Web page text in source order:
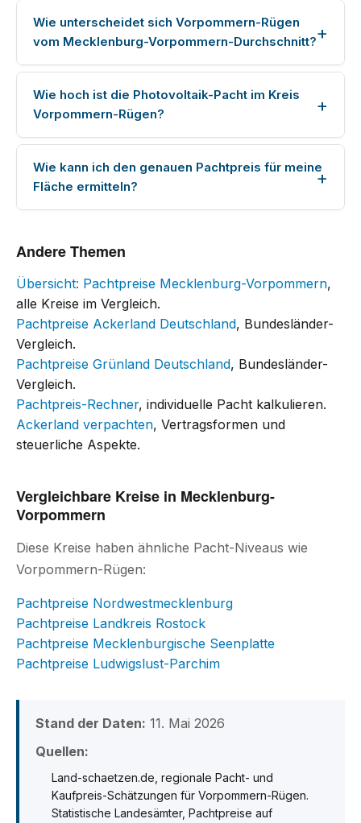
Wie unterscheidet sich Vorpommern-Rügen
vom Mecklenburg-Vorpommern-Durchschnitt?
Wie hoch ist die Photovoltaik-Pacht im Kreis
Vorpommern-Rügen?
Wie kann ich den genauen Pachtpreis für meine
Fläche ermitteln?
Andere Themen
Übersicht: Pachtpreise Mecklenburg-Vorpommern,
alle Kreise im Vergleich.
Pachtpreise Ackerland Deutschland, Bundesländer-
Vergleich.
Pachtpreise Grünland Deutschland, Bundesländer-
Vergleich.
Pachtpreis-Rechner, individuelle Pacht kalkulieren.
Ackerland verpachten, Vertragsformen und
steuerliche Aspekte.
Vergleichbare Kreise in Mecklenburg-
Vorpommern
Diese Kreise haben ähnliche Pacht-Niveaus wie
Vorpommern-Rügen:
Pachtpreise Nordwestmecklenburg
Pachtpreise Landkreis Rostock
Pachtpreise Mecklenburgische Seenplatte
Pachtpreise Ludwigslust-Parchim
Stand der Daten: 11. Mai 2026
Quellen:
Land-schaetzen.de, regionale Pacht- und
Kaufpreis-Schätzungen für Vorpommern-Rügen.
Statistische Landesämter, Pachtpreise auf